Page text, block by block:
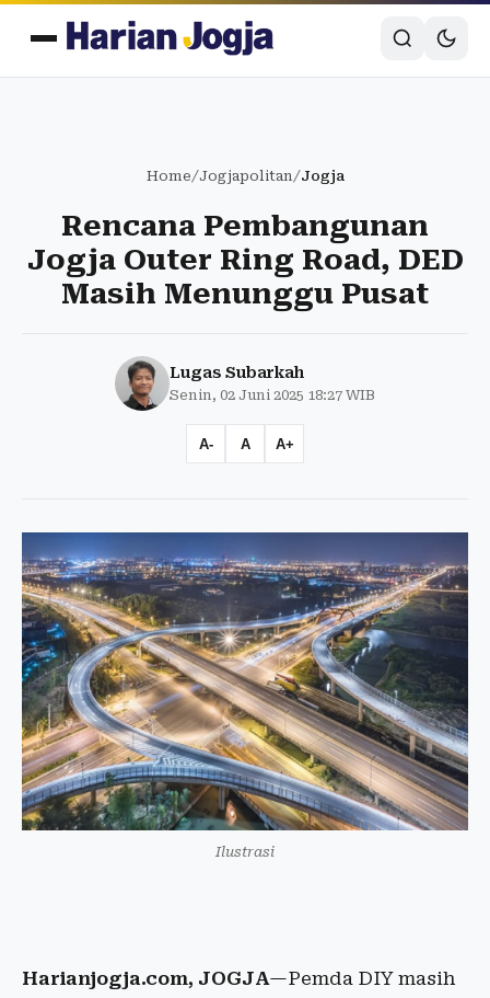
Home/Jogjapolitan/Jogja
Rencana Pembangunan
Jogja Outer Ring Road, DED
Masih Menunggu Pusat
Lugas Subarkah
Senin, 02 Juni 2025 18:27 WIB
A- A A+
Ilustrasi
Harianjogja.com, JOGJA—Pemda DIY masih